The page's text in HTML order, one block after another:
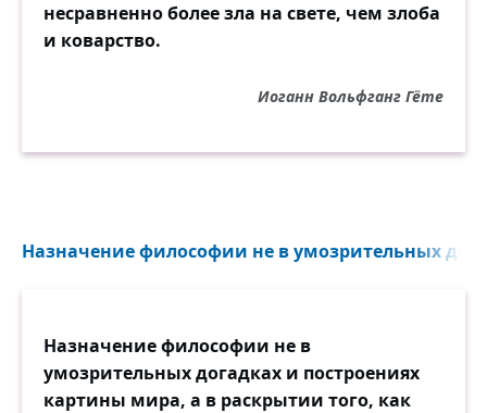
несравненно более зла на свете, чем злоба
и коварство.
Иоганн Вольфганг Гёте
Назначение философии не в умозрительных
Назначение философии не в
умозрительных догадках и построениях
картины мира, а в раскрытии того, как